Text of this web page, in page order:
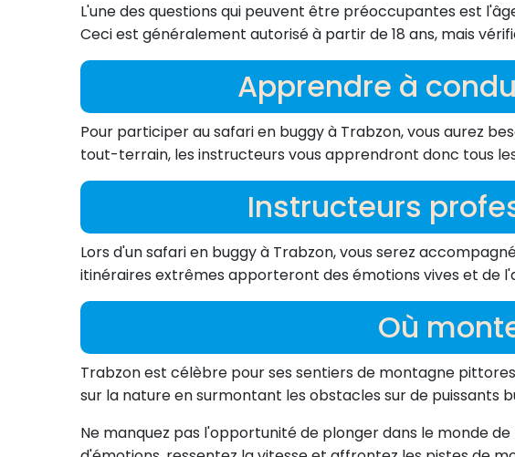
L'une des questions qui peuvent être préoccupantes est
Ceci est généralement autorisé à partir de 18 ans, mais
Apprendre à
Pour participer au safari en buggy à Trabzon, vous aurez
tout-terrain, les instructeurs vous apprendront donc tous
Instructeurs
Lors d'un safari en buggy à Trabzon, vous serez
itinéraires extrêmes apporteront des émotions vives et de
Où
Trabzon est célèbre pour ses sentiers de montagne
sur la nature en surmontant les obstacles sur de puissants
Ne manquez pas l'opportunité de plonger dans le monde